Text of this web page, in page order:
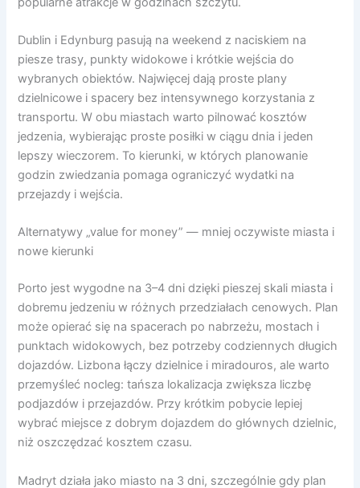
Dublin i Edynburg pasują na weekend z naciskiem na
piesze trasy, punkty widokowe i krótkie wejścia do
wybranych obiektów. Najwięcej dają proste plany
dzielnicowe i spacery bez intensywnego korzystania z
transportu. W obu miastach warto pilnować kosztów
jedzenia, wybierając proste posiłki w ciągu dnia i jeden
lepszy wieczorem. To kierunki, w których planowanie
godzin zwiedzania pomaga ograniczyć wydatki na
przejazdy i wejścia.
Alternatywy „value for money” — mniej oczywiste miasta i
nowe kierunki
Porto jest wygodne na 3–4 dni dzięki pieszej skali miasta i
dobremu jedzeniu w różnych przedziałach cenowych. Plan
może opierać się na spacerach po nabrzeżu, mostach i
punktach widokowych, bez potrzeby codziennych długich
dojazdów. Lizbona łączy dzielnice i miradouros, ale warto
przemyśleć nocleg: tańsza lokalizacja zwiększa liczbę
podjazdów i przejazdów. Przy krótkim pobycie lepiej
wybrać miejsce z dobrym dojazdem do głównych dzielnic,
niż oszczędzać kosztem czasu.
Madryt działa jako miasto na 3 dni, szczególnie gdy plan